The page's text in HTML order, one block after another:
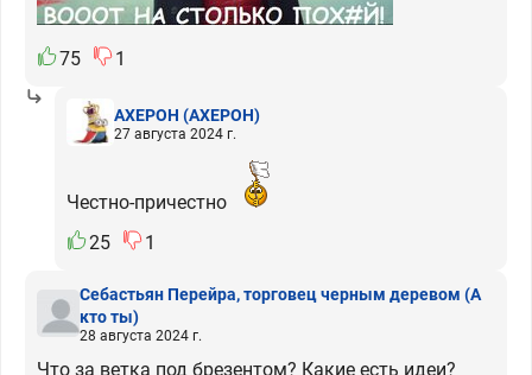
75 1
АХЕРОН (АХЕРОН)
27 августа 2024 г.
Честно-причестно
25
1
Себастьян Перейра, торговец черным деревом (А
кто ты)
28 августа 2024 г.
Что за ветка под брезентом? Какие есть идеи?